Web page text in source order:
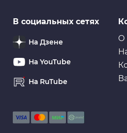
О
В социальных сетях
На Дзене
На YouTube
На RuTube